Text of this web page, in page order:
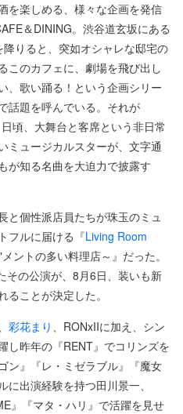
を楽しめる、様々な企画を発信
＆DINING。渋谷道玄坂にある
りると、突如オシャレな邸宅の
このカフェに、劇場を飛び出し
、歌い踊る！という企画シリー
話題を呼んでいる。それが
日頃、大舞台と客席という非日常
ミュージカルスターが、文字通
が知る名曲を大迫力で披露す
と個性派店員たちが珠玉のミュ
フルに届ける『Living Room
ントの多い料理店～』だった。
その公演が、8月6日、装いも新
ことが決定した。
彩花まり 、RONxIIに加え、シン
し昨年の『RENT』でコリンズを
ン』『レ・ミゼラブル』『魔女
出演経験を持つ田川景一、
』『マタ・ハリ』で活躍を見せ